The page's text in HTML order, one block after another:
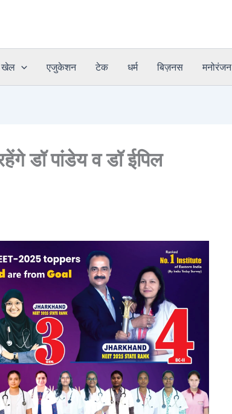
खेल एजुकेशन टेक धर्म बिज़नस मनोरंजन
डॉ पांडेय व डॉ ईपिल